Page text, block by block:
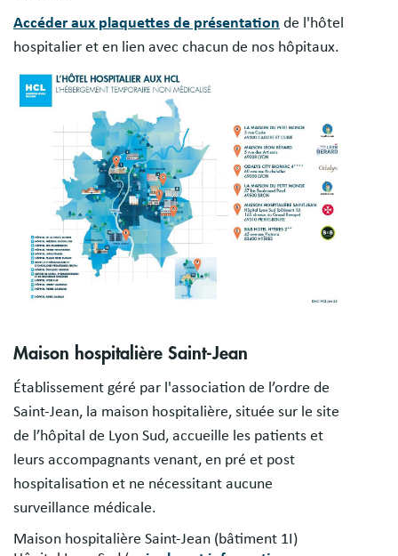
Accéder aux plaquettes de présentation de l'hôtel
hospitalier et en lien avec chacun de nos hôpitaux.
Image
Maison hospitalière Saint-Jean
Établissement géré par l'association de l’ordre de
Saint-Jean, la maison hospitalière, située sur le site
de l’hôpital de Lyon Sud, accueille les patients et
leurs accompagnants venant, en pré et post
hospitalisation et ne nécessitant aucune
surveillance médicale.
Maison hospitalière Saint-Jean (bâtiment 1I)